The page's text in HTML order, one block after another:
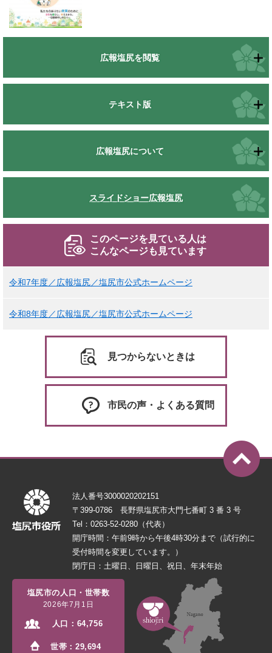
広報塩尻を閲覧
テキスト版
広報塩尻について
スライドショー広報塩尻
このページを見ている人は
こんなページも見ています
令和7年度／広報塩尻／塩尻市公式ホームページ
令和8年度／広報塩尻／塩尻市公式ホームページ
見つからないときは
市民の声・よくある質問
法人番号3000020202151
〒399-0786 長野県塩尻市大門七番町 3 番 3 号
Tel：0263-52-0280（代表）
開庁時間：午前9時から午後4時30分まで（試行的に
受付時間を変更しています。）
閉庁日：土曜日、日曜日、祝日、年末年始
塩尻市の人口・世帯数
2026年7月1日
人口： 64,756
世帯：29,694